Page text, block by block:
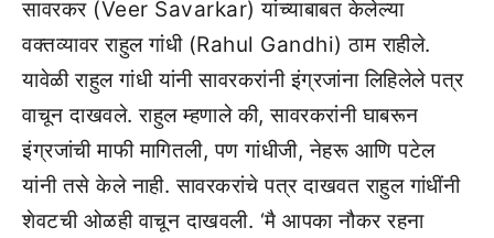
सावरकर (Veer Savarkar) यांच्याबाबत केलेल्या
वक्तव्यावर राहुल गांधी (Rahul Gandhi) ठाम राहीले.
यावेळी राहुल गांधी यांनी सावरकरांनी इंग्रजांना लिहिलेले पत्र
वाचून दाखवले. राहुल म्हणाले की, सावरकरांनी घाबरून
इंग्रजांची माफी मागितली, पण गांधीजी, नेहरू आणि पटेल
यांनी तसे केले नाही. सावरकरांचे पत्र दाखवत राहुल गांधींनी
शेवटची ओळही वाचून दाखवली. ‘मै आपका नौकर रहना